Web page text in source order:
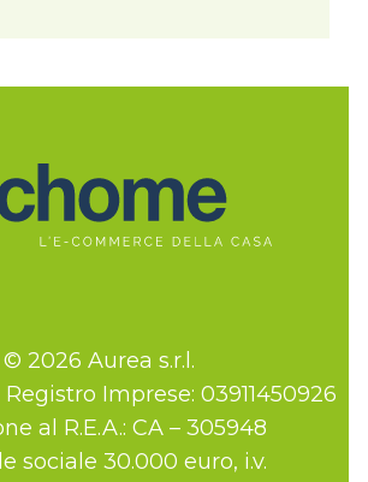
© 2026 Aurea s.r.l.
Registro Imprese: 03911450926
al R.E.A.: CA – 305948
sociale 30.000 euro, i.v.